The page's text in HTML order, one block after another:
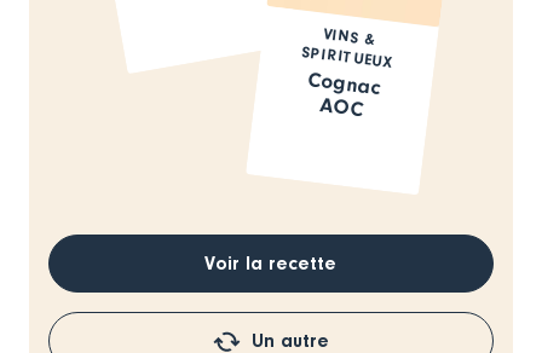
VINS &
SPIRITUEUX
Cognac
AOC
Voir la recette
Un autre